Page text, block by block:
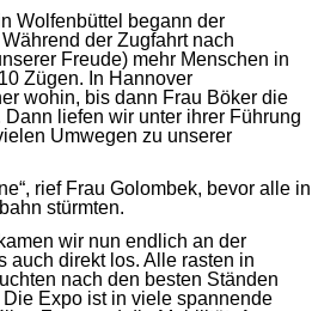
Wolfenbüttel begann der
der Zugfahrt nach
Freude) mehr Menschen in
Zügen. In Hannover
wohin, bis dann Frau Böker die
liefen wir unter ihrer Führung
Umwegen zu unserer
rief Frau Golombek, bevor alle in
stürmten.
wir nun endlich an der
auch direkt los. Alle rasten in
nach den besten Ständen
Expo ist in viele spannende